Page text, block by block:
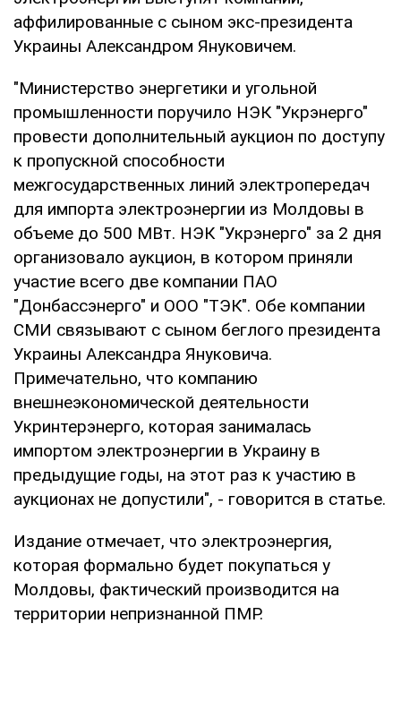
аффилированные с сыном экс-президента
Украины Александром Януковичем.
"Министерство энергетики и угольной
промышленности поручило НЭК "Укрэнерго"
провести дополнительный аукцион по доступу
к пропускной способности
межгосударственных линий электропередач
для импорта электроэнергии из Молдовы в
объеме до 500 МВт. НЭК "Укрэнерго" за 2 дня
организовало аукцион, в котором приняли
участие всего две компании ПАО
"Донбассэнерго" и ООО "ТЭК". Обе компании
СМИ связывают с сыном беглого президента
Украины Александра Януковича.
Примечательно, что компанию
внешнеэкономической деятельности
Укринтерэнерго, которая занималась
импортом электроэнергии в Украину в
предыдущие годы, на этот раз к участию в
аукционах не допустили", - говорится в статье.
Издание отмечает, что электроэнергия,
которая формально будет покупаться у
Молдовы, фактический производится на
территории непризнанной ПМР.